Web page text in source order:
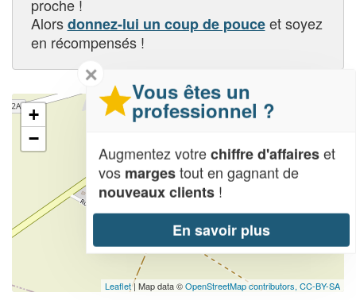
proche !
Alorsdonnez-lui un coup de pouceet soyez
en récompensés !
+
−
Leaflet| Map data ©OpenStreetMap contributors, CC-BY-SA
✕
Vous êtes un
professionnel ?
Augmentez votrechiffre d'affaireset
vos margestout en gagnant de
nouveaux clients !
En savoir plus